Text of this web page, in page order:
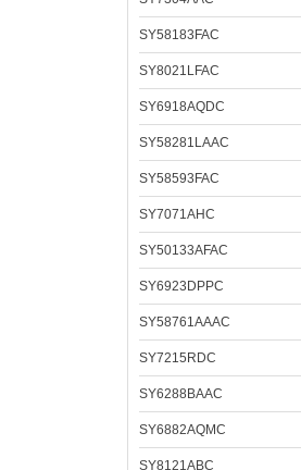
SY58183FAC
SY8021LFAC
SY6918AQDC
SY58281LAAC
SY58593FAC
SY7071AHC
SY50133AFAC
SY6923DPPC
SY58761AAAC
SY7215RDC
SY6288BAAC
SY6882AQMC
SY8121ABC